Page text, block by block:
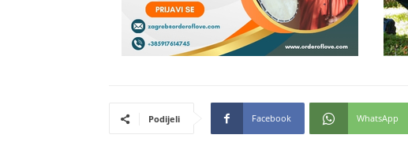
Podijeli Facebook WhatsApp